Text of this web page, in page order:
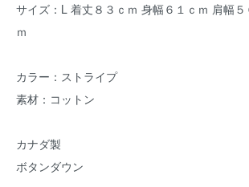
サイズ：L 着丈８３ｃｍ 身幅６１ｃｍ 肩幅５
ｍ
カラー：ストライプ
素材：コットン
カナダ製
ボタンダウン